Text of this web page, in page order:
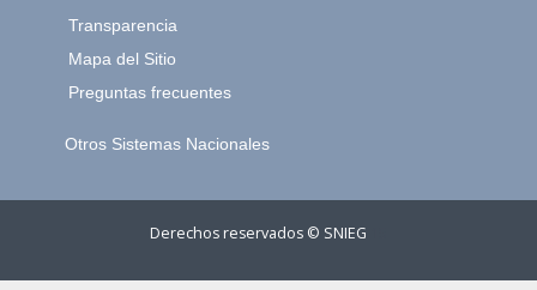
Transparencia
Mapa del Sitio
Preguntas frecuentes
Otros Sistemas Nacionales
Derechos reservados © SNIEG